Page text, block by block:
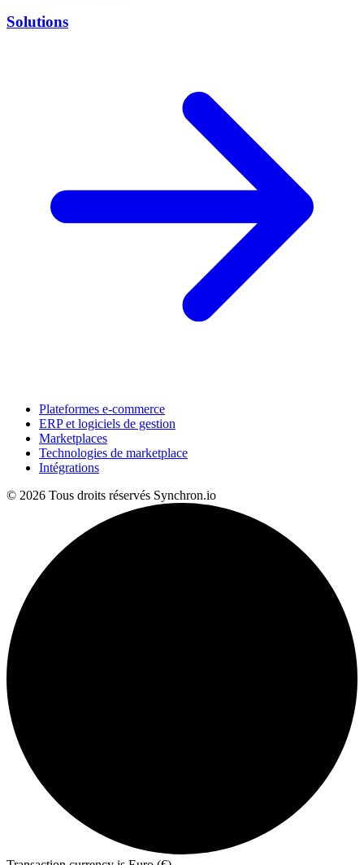
Solutions
Plateformes e-commerce
ERP et logiciels de gestion
Marketplaces
Technologies de marketplace
Intégrations
© 2026 Tous droits réservés Synchron.io